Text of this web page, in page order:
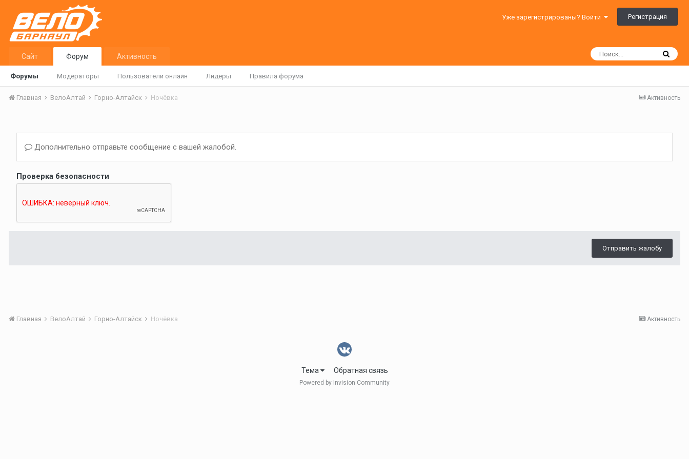
Уже зарегистрированы? Войти Регистрация
Сайт Форум
Форумы Модераторы Пользователи онлайн Лидеры Правила форума
Активность
Активность
Главная ВелоАлтай Горно-Алтайск Ночёвка
Дополнительно отправьте сообщение с вашей жалобой.
Проверка безопасности
Отправить жалобу
Активность
Главная ВелоАлтай Горно-Алтайск Ночёвка
Тема Обратная связь
Powered by Invision Community